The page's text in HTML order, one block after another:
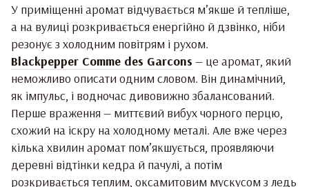
У приміщенні аромат відчувається м’якше й тепліше,
а на вулиці розкривається енергійно й дзвінко, ніби
резонує з холодним повітрям і рухом.
Blackpepper Comme des Garcons — це аромат, який
неможливо описати одним словом. Він динамічний,
як імпульс, і водночас дивовижно збалансований.
Перше враження — миттєвий вибух чорного перцю,
схожий на іскру на холодному металі. Але вже через
кілька хвилин аромат пом’якшується, проявляючи
деревні відтінки кедра й пачулі, а потім
розкривається теплим, оксамитовим мускусом з ледь